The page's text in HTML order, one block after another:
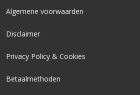
Algemene voorwaarden
Disclaimer
Privacy Policy & Cookies
Betaalmethoden